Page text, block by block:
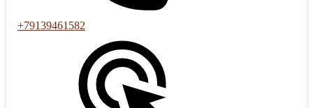
+79139461582